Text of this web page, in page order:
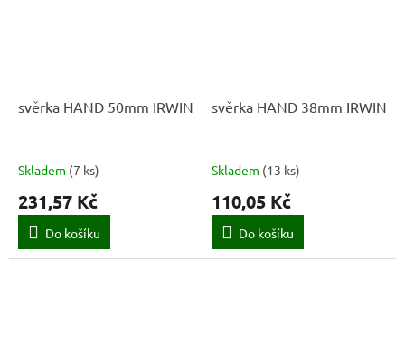
svěrka HAND 50mm IRWIN
Skladem (7 ks)
231,57 Kč
Do košíku
svěrka HAND 38mm IRWIN
Skladem (13 ks)
110,05 Kč
Do košíku